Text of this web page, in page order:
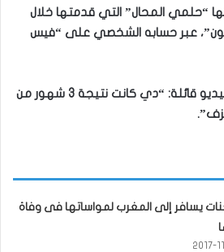
“حلمي المحال” التي قدمتها خلال
عبر حسابه الشخصي على “فيس
وعلقت “رئيس” على الفيديو قائلة: “دي كانت نتيجة 3 شهور من
يسافر إلى المغرب لمواساتها فى وفاة
2017-